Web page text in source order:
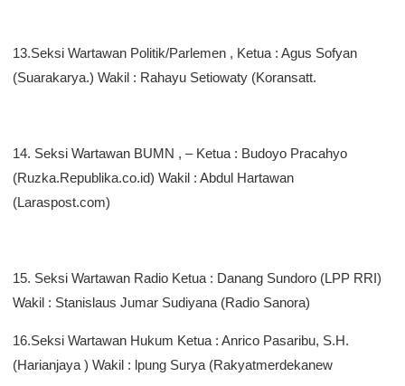
13.Seksi Wartawan Politik/Parlemen , Ketua : Agus Sofyan
(Suarakarya.) Wakil : Rahayu Setiowaty (Koransatt.
14. Seksi Wartawan BUMN , – Ketua : Budoyo Pracahyo
(Ruzka.Republika.co.id) Wakil : Abdul Hartawan
(Laraspost.com)
15. Seksi Wartawan Radio Ketua : Danang Sundoro (LPP RRI)
Wakil : Stanislaus Jumar Sudiyana (Radio Sanora)
16.Seksi Wartawan Hukum Ketua : Anrico Pasaribu, S.H.
(Harianjaya ) Wakil : lpung Surya (Rakyatmerdekanew